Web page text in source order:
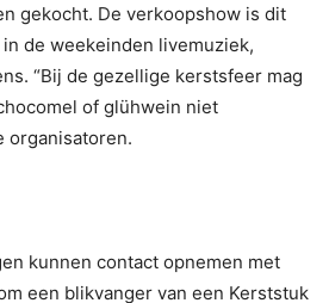
gekocht. De verkoopshow is dit
de weekeinden livemuziek,
“Bij de gezellige kerstsfeer mag
of glühwein niet
organisatoren.
kunnen contact opnemen met
een blikvanger van een Kerststuk